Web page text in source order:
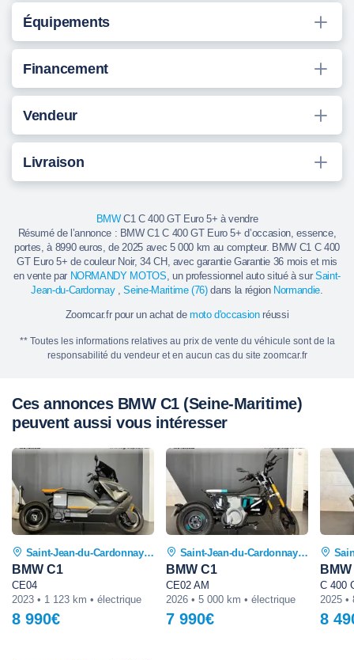
Équipements
Financement
Vendeur
Livraison
BMWC1 C 400 GT Euro 5+ à vendre
Résumé de l’annonce : BMW C1 C 400 GT Euro 5+ d’occasion, essence,
portes, à 8990 euros, de 2025 avec 5 000 km au compteur. BMW C1 C 400
GT Euro 5+ de couleur Noir, 34 CH, avec garantie Garantie 36 mois et mis
en vente par NORMANDY MOTOS, un professionnel auto situé à surSaint-
Jean-du-Cardonnay,Seine-Maritime (76)dans la région Normandie.
Zoomcar.fr pour un achat de moto d'occasionréussi
** Toutes les informations relatives au prix de vente du véhicule sont de la
responsabilité du vendeur et en aucun cas du site zoomcar.fr
Ces annonces BMW C1 (Seine-Maritime)
peuvent aussi vous intéresser
Saint-Jean-du-Cardonnay (76)
BMW C1
CE04
2023 • 1 123 km • électrique
8 990€
Saint-Jean-du-Cardonnay (76)
BMW C1
CE02 AM
2026 • 5 000 km • électrique
7 990€
C 400
2025 •
8